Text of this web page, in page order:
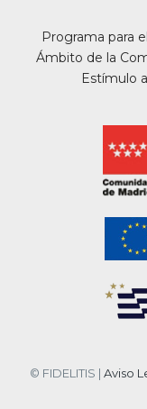
Programa para
Ámbito de la
Estímulo
© FIDELITIS | Aviso